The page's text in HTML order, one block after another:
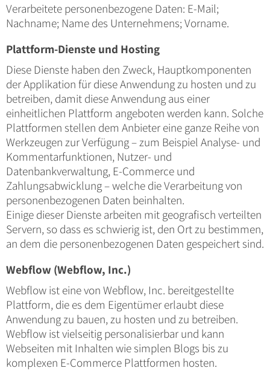
Verarbeitete personenbezogene Daten: E-Mail;
Nachname; Name des Unternehmens; Vorname.
Plattform-Dienste und Hosting
Diese Dienste haben den Zweck, Hauptkomponenten
der Applikation für diese Anwendung zu hosten und zu
betreiben, damit diese Anwendung aus einer
einheitlichen Plattform angeboten werden kann. Solche
Plattformen stellen dem Anbieter eine ganze Reihe von
Werkzeugen zur Verfügung – zum Beispiel Analyse- und
Kommentarfunktionen, Nutzer- und
Datenbankverwaltung, E-Commerce und
Zahlungsabwicklung – welche die Verarbeitung von
personenbezogenen Daten beinhalten.
Einige dieser Dienste arbeiten mit geografisch verteilten
Servern, so dass es schwierig ist, den Ort zu bestimmen,
an dem die personenbezogenen Daten gespeichert sind.
Webflow (Webflow, Inc.)
Webflow ist eine von Webflow, Inc. bereitgestellte
Plattform, die es dem Eigentümer erlaubt diese
Anwendung zu bauen, zu hosten und zu betreiben.
Webflow ist vielseitig personalisierbar und kann
Webseiten mit Inhalten wie simplen Blogs bis zu
komplexen E-Commerce Plattformen hosten.